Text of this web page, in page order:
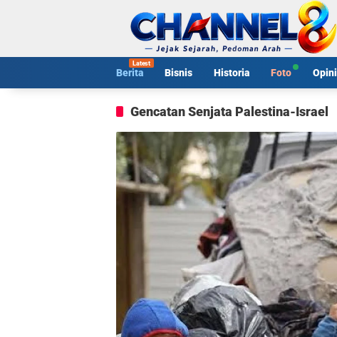
Berita Bisnis Historia Foto Opini
Gencatan Senjata Palestina-Israel